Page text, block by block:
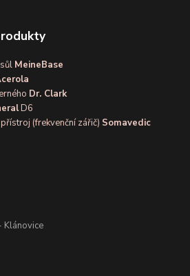
MeineBase
Dr. Clark
D6
(frekvenční zářič) Somavedic
Klánovice